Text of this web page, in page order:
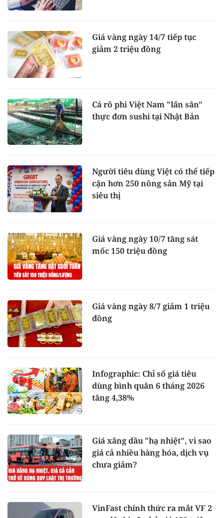
Giá vàng ngày 14/7 tiếp tục
giảm 2 triệu đồng
Cá rô phi Việt Nam "lấn sân"
thực đơn sushi tại Nhật Bản
Người tiêu dùng Việt có thể tiếp
cận hơn 250 nông sản Mỹ tại
siêu thị
Giá vàng ngày 10/7 tăng sát
mốc 150 triệu đồng
Giá vàng ngày 8/7 giảm 1 triệu
đồng
Infographic: Chỉ số giá tiêu
dùng bình quân 6 tháng 2026
tăng 4,38%
Giá xăng dầu "hạ nhiệt", vì sao
giá cả nhiều hàng hóa, dịch vụ
chưa giảm?
VinFast chính thức ra mắt VF 2